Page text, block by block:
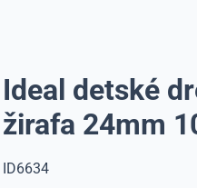
Ideal detské
žirafa 24mm
ID6634